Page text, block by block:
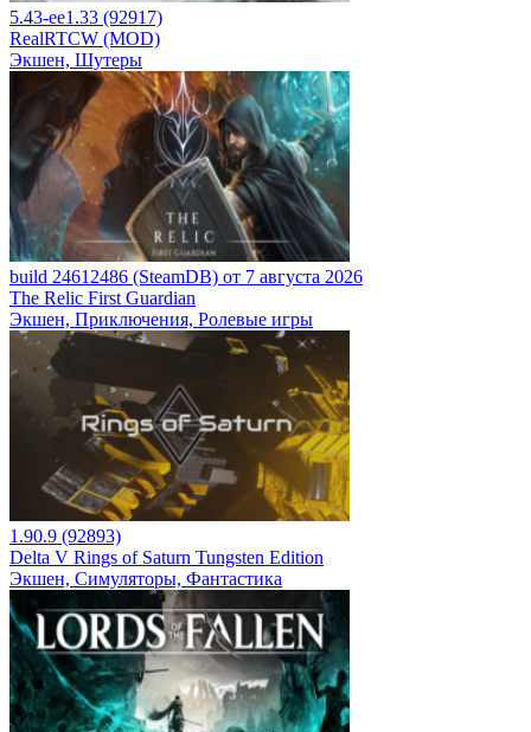
5.43-ee1.33 (92917)
RealRTCW (MOD)
Экшен, Шутеры
build 24612486 (SteamDB) от 7 августа 2026
The Relic First Guardian
Экшен, Приключения, Ролевые игры
1.90.9 (92893)
Delta V Rings of Saturn Tungsten Edition
Экшен, Симуляторы, Фантастика